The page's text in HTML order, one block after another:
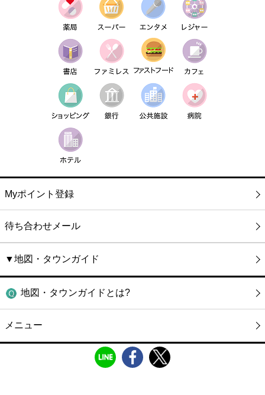
Myポイント登録
待ち合わせメール
▼地図・タウンガイド
地図・タウンガイドとは?
メニュー